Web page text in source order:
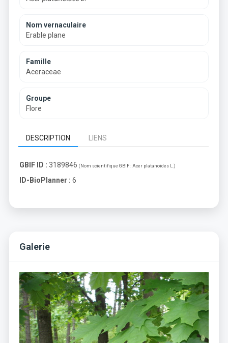
Nom vernaculaire
Erable plane
Famille
Aceraceae
Groupe
Flore
DESCRIPTION LIENS
GBIF ID : 3189846 (Nom scientifique GBIF : Acer platanoides L.)
ID-BioPlanner : 6
Galerie
Previous Next